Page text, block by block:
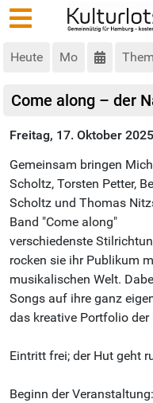
Heute Mo
Come along – der
Freitag, 17. Oktober 2025
Gemeinsam bringen
Scholtz, Torsten Petter,
Scholtz und Thomas
Band "Come along"
verschiedenste
rocken sie ihr Publikum
musikalischen Welt.
Songs auf ihre ganz
das kreative Portfolio der
Eintritt frei; der Hut geht
Beginn der